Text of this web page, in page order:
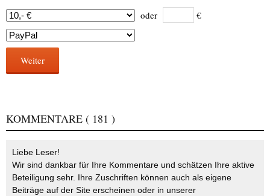
oder €
Weiter
KOMMENTARE ( 181 )
Liebe Leser!
Wir sind dankbar für Ihre Kommentare und schätzen Ihre aktive
Beteiligung sehr. Ihre Zuschriften können auch als eigene
Beiträge auf der Site erscheinen oder in unserer